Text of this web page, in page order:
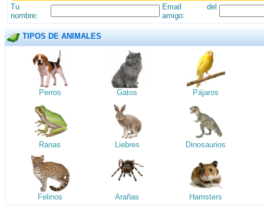
Tu
nombre:
Email del
amigo:
TIPOS DE ANIMALES
Perros Gatos Pájaros
Ranas Liebres Dinosaurios
Felinos Arañas Hamsters